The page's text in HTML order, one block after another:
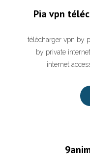
Pia vpn
télécharger vpn by
by private
internet